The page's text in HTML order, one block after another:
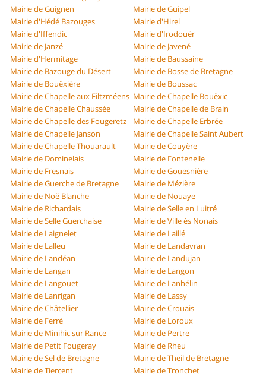
Mairie de Guignen
Mairie de Guipel
Mairie d'Hédé Bazouges
Mairie d'Hirel
Mairie d'Iffendic
Mairie d'Irodouër
Mairie de Janzé
Mairie de Javené
Mairie d'Hermitage
Mairie de Baussaine
Mairie de Bazouge du Désert
Mairie de Bosse de Bretagne
Mairie de Bouëxière
Mairie de Boussac
Mairie de Chapelle aux Filtzméens Mairie de Chapelle Bouëxic
Mairie de Chapelle Chaussée
Mairie de Chapelle de Brain
Mairie de Chapelle des Fougeretz
Mairie de Chapelle Erbrée
Mairie de Chapelle Janson
Mairie de Chapelle Saint Aubert
Mairie de Chapelle Thouarault
Mairie de Couyère
Mairie de Dominelais
Mairie de Fontenelle
Mairie de Fresnais
Mairie de Gouesnière
Mairie de Guerche de Bretagne
Mairie de Mézière
Mairie de Noë Blanche
Mairie de Nouaye
Mairie de Richardais
Mairie de Selle en Luitré
Mairie de Selle Guerchaise
Mairie de Ville ès Nonais
Mairie de Laignelet
Mairie de Laillé
Mairie de Lalleu
Mairie de Landavran
Mairie de Landéan
Mairie de Landujan
Mairie de Langan
Mairie de Langon
Mairie de Langouet
Mairie de Lanhélin
Mairie de Lanrigan
Mairie de Lassy
Mairie de Châtellier
Mairie de Crouais
Mairie de Ferré
Mairie de Loroux
Mairie de Minihic sur Rance
Mairie de Pertre
Mairie de Petit Fougeray
Mairie de Rheu
Mairie de Sel de Bretagne
Mairie de Theil de Bretagne
Mairie de Tiercent
Mairie de Tronchet